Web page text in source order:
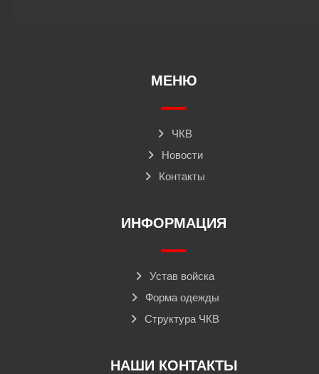
МЕНЮ
ЧКВ
Новости
Контакты
ИНФОРМАЦИЯ
Устав войска
Форма одежды
Структура ЧКВ
НАШИ КОНТАКТЫ